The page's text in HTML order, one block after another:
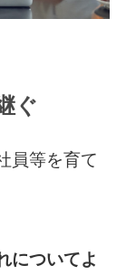
ぐ
員等を育て
についてよ